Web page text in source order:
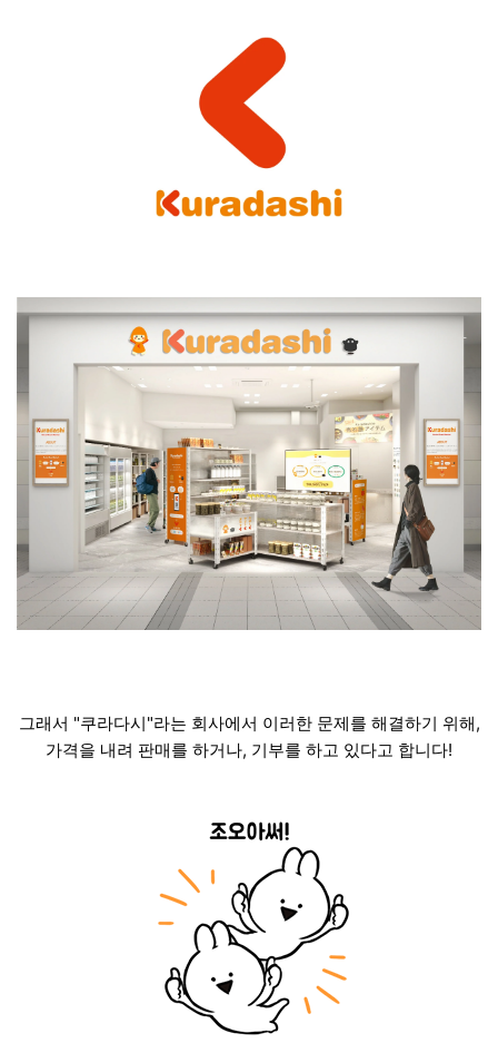
그래서 "쿠라다시"라는 회사에서 이러한 문제를 해결하기 위해,
가격을 내려 판매를 하거나, 기부를 하고 있다고 합니다!